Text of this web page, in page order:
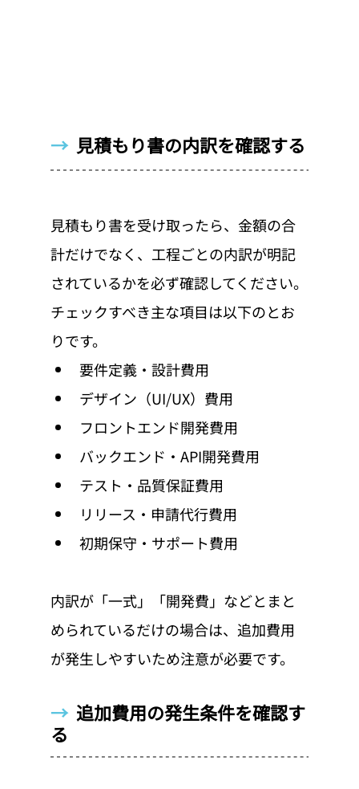
→ 見積もり書の内訳を確認する
見積もり書を受け取ったら、金額の合
計だけでなく、工程ごとの内訳が明記
されているかを必ず確認してください。
チェックすべき主な項目は以下のとお
りです。
要件定義・設計費用
デザイン（UI/UX）費用
フロントエンド開発費用
バックエンド・API開発費用
テスト・品質保証費用
リリース・申請代行費用
初期保守・サポート費用
内訳が「一式」「開発費」などとまと
められているだけの場合は、追加費用
が発生しやすいため注意が必要です。
→ 追加費用の発生条件を確認す
る